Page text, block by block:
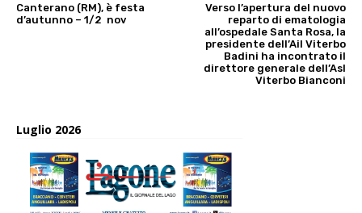
Canterano (RM), è festa
d’autunno – 1/2 nov
Verso l’apertura del nuovo
reparto di ematologia
all’ospedale Santa Rosa, la
presidente dell’Ail Viterbo
Badini ha incontrato il
direttore generale dell’Asl
Viterbo Bianconi
Luglio 2026